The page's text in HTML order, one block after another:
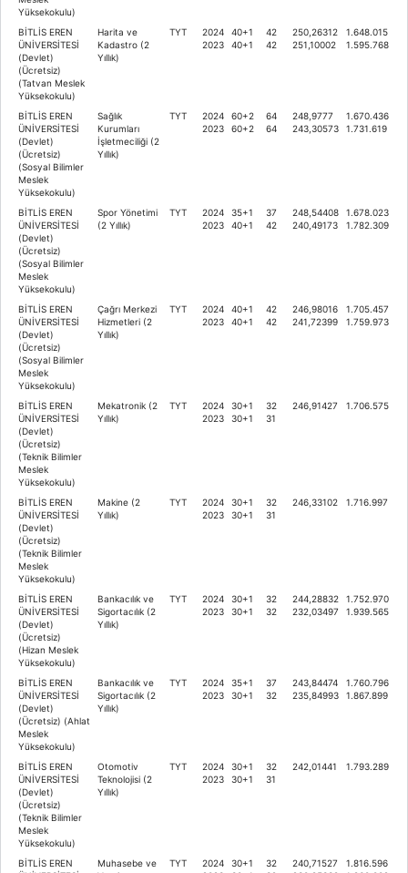
Yüksekokulu)
BİTLİS EREN
ÜNİVERSİTESİ
(Devlet)
(Ücretsiz)
(Tatvan Meslek
Yüksekokulu)
Harita ve
Kadastro (2
Yıllık)
TYT
2024
2023
40+1
40+1
42
42
250,26312
251,10002
1.648.015
1.595.768
BİTLİS EREN
ÜNİVERSİTESİ
(Devlet)
(Ücretsiz)
(Sosyal Bilimler
Meslek
Yüksekokulu)
Sağlık
Kurumları
İşletmeciliği (2
Yıllık)
TYT
2024
2023
60+2
60+2
64
64
248,9777
243,30573
1.670.436
1.731.619
BİTLİS EREN
ÜNİVERSİTESİ
(Devlet)
(Ücretsiz)
(Sosyal Bilimler
Meslek
Yüksekokulu)
Spor Yönetimi
(2 Yıllık)
TYT
2024
2023
35+1
40+1
37
42
248,54408
240,49173
1.678.023
1.782.309
BİTLİS EREN
ÜNİVERSİTESİ
(Devlet)
(Ücretsiz)
(Sosyal Bilimler
Meslek
Yüksekokulu)
Çağrı Merkezi
Hizmetleri (2
Yıllık)
TYT
2024
2023
40+1
40+1
42
42
246,98016
241,72399
1.705.457
1.759.973
BİTLİS EREN
ÜNİVERSİTESİ
(Devlet)
(Ücretsiz)
(Teknik Bilimler
Meslek
Yüksekokulu)
Mekatronik (2
Yıllık)
TYT
2024
2023
30+1
30+1
32
31
246,91427 1.706.575
BİTLİS EREN
ÜNİVERSİTESİ
(Devlet)
(Ücretsiz)
(Teknik Bilimler
Meslek
Yüksekokulu)
Makine (2
Yıllık)
TYT
2024
2023
30+1
30+1
32
31
246,33102 1.716.997
BİTLİS EREN
ÜNİVERSİTESİ
(Devlet)
(Ücretsiz)
(Hizan Meslek
Yüksekokulu)
Bankacılık ve
Sigortacılık (2
Yıllık)
TYT
2024
2023
30+1
30+1
32
32
244,28832
232,03497
1.752.970
1.939.565
BİTLİS EREN
ÜNİVERSİTESİ
(Devlet)
(Ücretsiz) (Ahlat
Meslek
Yüksekokulu)
Bankacılık ve
Sigortacılık (2
Yıllık)
TYT
2024
2023
35+1
30+1
37
32
243,84474
235,84993
1.760.796
1.867.899
BİTLİS EREN
ÜNİVERSİTESİ
(Devlet)
(Ücretsiz)
(Teknik Bilimler
Meslek
Yüksekokulu)
Otomotiv
Teknolojisi (2
Yıllık)
TYT
2024
2023
30+1
30+1
32
31
242,01441 1.793.289
BİTLİS EREN
Muhasebe ve
TYT
2024
30+1
32
240,71527
1.816.596